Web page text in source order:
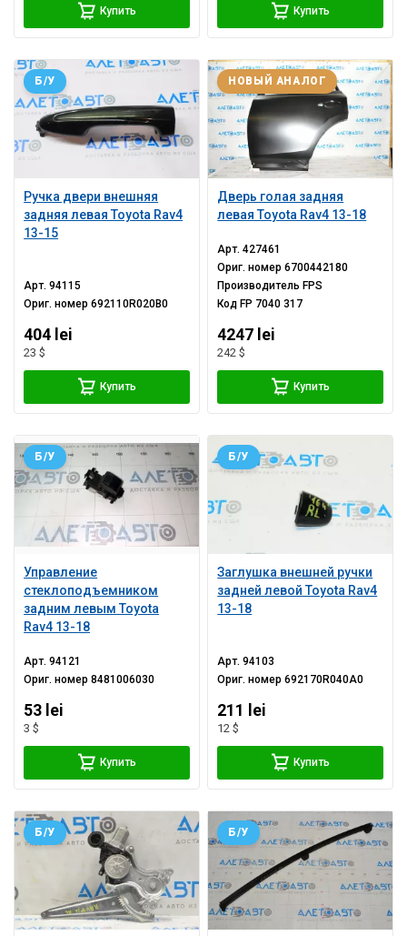
Купить Купить
Ручка двери внешняя
задняя левая Toyota Rav4
13-15
Б/У
Арт.94115
Ориг. номер692110R020B0
404 lei
23 $
Купить
Дверь голая задняя
левая Toyota Rav4 13-18
НОВЫЙ АНАЛОГ
Арт.427461
Ориг. номер6700442180
Производитель FPS
Код FP 7040 317
4247 lei
242 $
Купить
Управление
стеклоподъемником
задним левым Toyota
Rav4 13-18
Б/У
Арт.94121
Ориг. номер8481006030
53 lei
3 $
Купить
Заглушка внешней ручки
задней левой Toyota Rav4
13-18
Б/У
Арт.94103
Ориг. номер692170R040A0
211 lei
12 $
Купить
Б/У Б/У